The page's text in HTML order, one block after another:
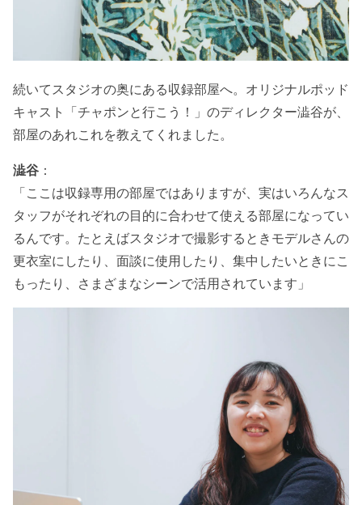
続いてスタジオの奥にある収録部屋へ。オリジナルポッド
キャスト「チャポンと行こう！」のディレクター澁谷が、
部屋のあれこれを教えてくれました。
澁谷 ：
「ここは収録専用の部屋ではありますが、実はいろんなス
タッフがそれぞれの目的に合わせて使える部屋になってい
るんです。たとえばスタジオで撮影するときモデルさんの
更衣室にしたり、面談に使用したり、集中したいときにこ
もったり、さまざまなシーンで活用されています」